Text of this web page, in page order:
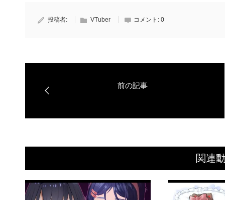
投稿者: VTuber コメント: 0
関連